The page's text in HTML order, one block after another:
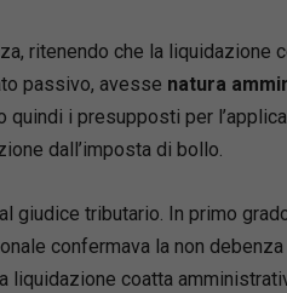
della Commissione
ed esdebitazione”.
della composizione
presso la CCIAA di Napoli.
di enti di promozione
pubblicazioni, dirige la
del debito” di Maggioli
ritenendo che la liquidazione
passivo, avesse natura
quindi i presupposti per
dall’imposta di bollo.
giudice tributario. In primo
confermava la non
liquidazione coatta